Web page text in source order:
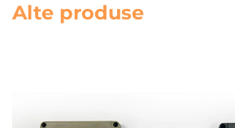
Alte produse